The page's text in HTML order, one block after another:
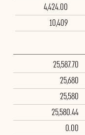
4,424.00
10,409
25,587.70
25,680
25,580
25,580.44
0.00